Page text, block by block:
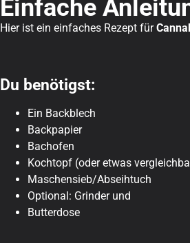
Einfache
Hier ist ein einfaches Rezept für
Du benötigst:
Ein Backblech
Backpapier
Bachofen
Kochtopf (oder etwas
Maschensieb/Abseihtuch
Optional: Grinder und
Butterdose